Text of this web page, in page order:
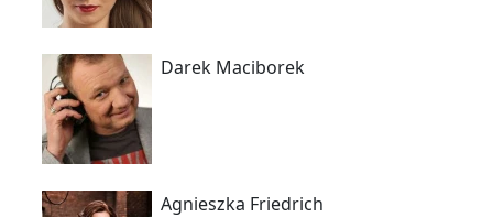
Darek Maciborek
Agnieszka Friedrich